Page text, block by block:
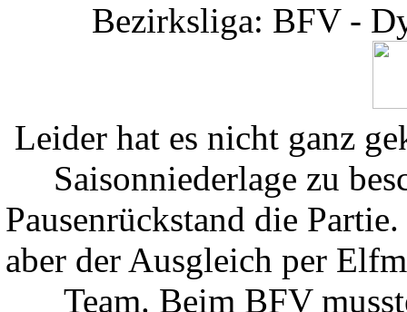
Bezirksliga: BFV -
Leider hat es nicht ganz
Saisonniederlage zu
Pausenrückstand die
aber der Ausgleich per
Team. Beim BFV